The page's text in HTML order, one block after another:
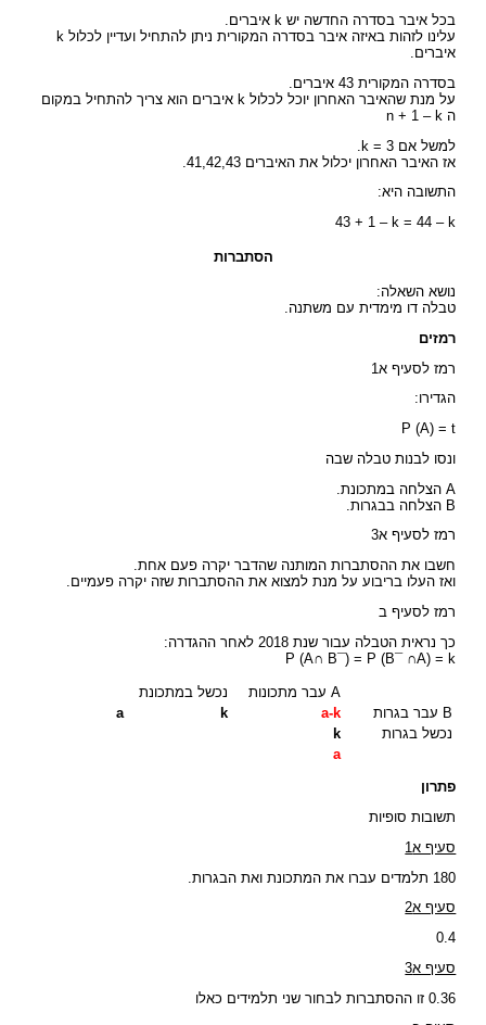
בכל איבר בסדרה החדשה יש k איברים.
עלינו לזהות באיזה איבר בסדרה המקורית ניתן להתחיל ועדיין לכלול k
איברים.
בסדרה המקורית 43 איברים.
על מנת שהאיבר האחרון יוכל לכלול k איברים הוא צריך להתחיל במקום
ה n + 1 – k
למשל אם k = 3.
אז האיבר האחרון יכלול את האיברים 41,42,43.
התשובה היא:
43 + 1 – k = 44 – k
הסתברות
נושא השאלה:
טבלה דו מימדית עם משתנה.
רמזים
רמז לסעיף א1
הגדירו:
P (A) = t
ונסו לבנות טבלה שבה
A הצלחה במתכונת.
B הצלחה בבגרות.
רמז לסעיף א3
חשבו את ההסתברות המותנה שהדבר יקרה פעם אחת.
ואז העלו בריבוע על מנת למצוא את ההסתברות שזה יקרה פעמיים.
רמז לסעיף ב
כך נראית הטבלה עבור שנת 2018 לאחר ההגדרה:
P (A∩ B¯) = P (B¯ ∩A) = k
A עבר מתכונות
נכשל במתכונת
B עבר בגרות
a-k
k
a
נכשל בגרות
k
a
פתרון
תשובות סופיות
סעיף א1
180 תלמדים עברו את המתכונת ואת הבגרות.
סעיף א2
0.4
סעיף א3
0.36 זו ההסתברות לבחור שני תלמידים כאלו